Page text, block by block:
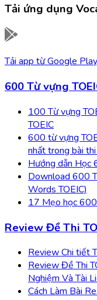
Tải ứng dụng
Tải app từGoogle Play
600 Từ vựng
100 Từ vựng
TOEIC
600 từ vựng
nhất trong bài thi
Hướng dẫn Học
Download 600
Words TOEIC)
17 Mẹo học
Review Đề Thi
Review Chi tiết
Review Đề Thi
Nghiệm Và Tài
Cách Làm Bài